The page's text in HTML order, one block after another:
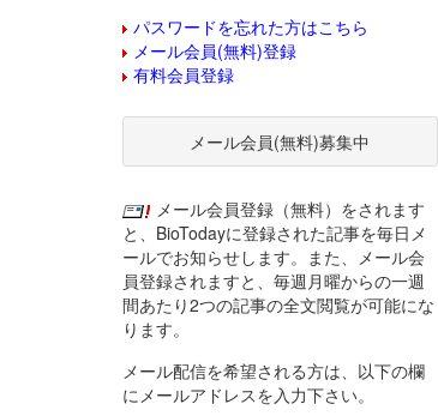
パスワードを忘れた方はこちら
メール会員(無料)登録
有料会員登録
メール会員(無料)募集中
メール会員登録（無料）をされます
と、BioTodayに登録された記事を毎日メ
ールでお知らせします。また、メール会
員登録されますと、毎週月曜からの一週
間あたり2つの記事の全文閲覧が可能にな
ります。
メール配信を希望される方は、以下の欄
にメールアドレスを入力下さい。